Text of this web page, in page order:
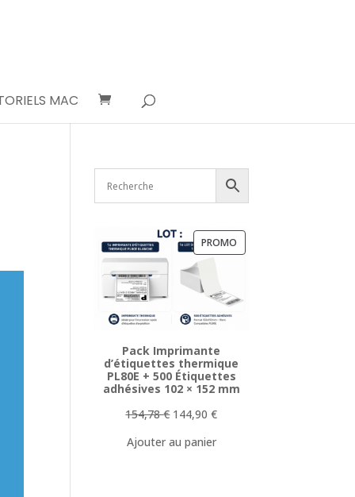
MAC
PROMO
Pack Imprimante
d’étiquettes thermique
PL80E + 500 Étiquettes
adhésives 102 × 152 mm
154,78€ Le
initial
144,90€Le
Ajouter au panier